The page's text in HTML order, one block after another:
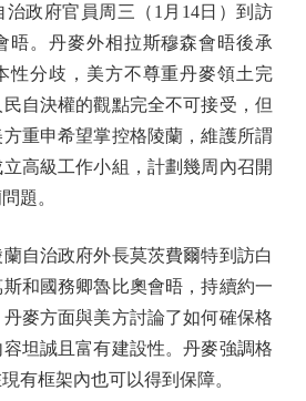
政府官員周三（1月14日）到訪
晤。丹麥外相拉斯穆森會晤後承
性分歧，美方不尊重丹麥領土完
自決權的觀點完全不可接受，但
重申希望掌控格陵蘭，維護所謂
高級工作小組，計劃幾周內召開
題。
治政府外長莫茨費爾特到訪白
和國務卿魯比奧會晤，持續約一
麥方面與美方討論了如何確保格
坦誠且富有建設性。丹麥強調格
有框架內也可以得到保障。